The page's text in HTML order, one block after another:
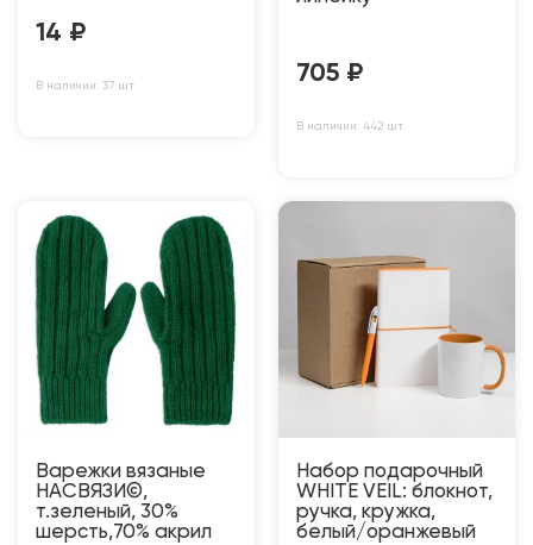
14 ₽
В наличии: 37 шт 705 ₽
В наличии: 442 шт
Варежки вязаные
НАСВЯЗИ©,
т.зеленый, 30%
шерсть,70% акрил
Набор подарочный
WHITE VEIL: блокнот,
ручка, кружка,
белый/оранжевый